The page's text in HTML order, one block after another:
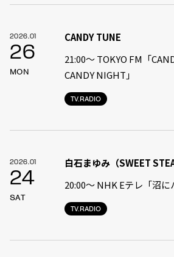
2026.01
26
MON
TV.RADIO
CANDY TUNE
21:00〜 TOKYO FM「
CANDY NIGHT」
2026.01
24
SAT
TV.RADIO
白石まゆみ（SWEET
20:00〜 NHK Eテレ「沼に